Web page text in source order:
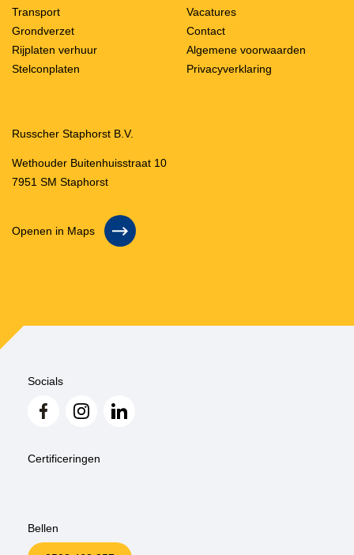
Transport
Grondverzet
Rijplaten verhuur
Stelconplaten
Vacatures
Contact
Algemene voorwaarden
Privacyverklaring
Russcher Staphorst B.V.
Wethouder Buitenhuisstraat 10
7951 SM Staphorst
Openen in Maps
Socials
Certificeringen
Bellen